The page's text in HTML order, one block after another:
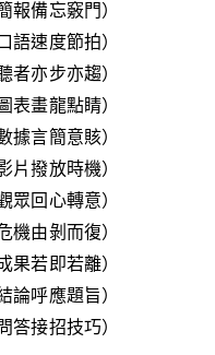
報備忘竅門）
語速度節拍）
者亦步亦趨）
表畫龍點睛）
據言簡意賅）
片撥放時機）
眾回心轉意）
機由剝而復）
果若即若離）
論呼應題旨）
答接招技巧）